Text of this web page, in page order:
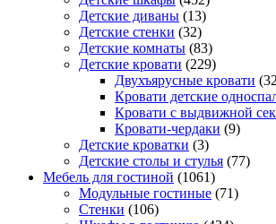
Детские диваны (13)
Детские стенки (32)
Детские комнаты (83)
Детские кровати (229)
Двухъярусные кровати
Кровати детские
Кровати с выдвижной
Кровати-чердаки (9)
Детские кроватки (3)
Детские столы и стулья (77)
Мебель для гостиной (1061)
Модульные гостиные (71)
Стенки (106)